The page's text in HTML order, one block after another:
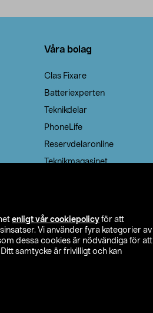
enligt vår cookiepolicy för att
Vi använder fyra kategorier av
dessa cookies är nödvändiga för att
Ditt samtycke är frivilligt och kan
Våra bolag
Clas Fixare
Batteriexperten
Teknikdelar
PhoneLife
Reservdelaronline
Teknikmagasinet